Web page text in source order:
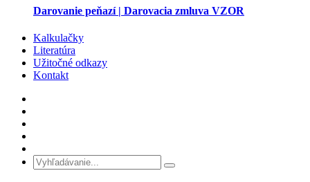
Darovanie peňazí | Darovacia zmluva VZOR
Kalkulačky
Literatúra
Užitočné odkazy
Kontakt